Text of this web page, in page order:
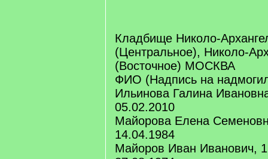
Кладбище Николо-
(Центральное), Николо-
(Восточное) МОСКВА
ФИО (Надпись на
Ильинова Галина
05.02.2010
Майорова Елена
14.04.1984
Майоров Иван Иванович,